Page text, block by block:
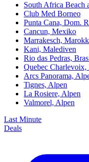
South Africa Beach
Club Med Borneo
Punta Cana, Dom.
Cancun, Mexiko
Marrakesch,
Kani, Malediven
Rio das Pedras,
Quebec Charlevoix,
Arcs Panorama,
Tignes, Alpen
La Rosiere, Alpen
Valmorel, Alpen
Last Minute
Deals